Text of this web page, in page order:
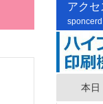
アク
本日